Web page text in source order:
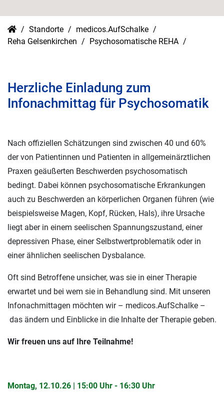
Standorte
medicos.AufSchalke
Reha Gelsenkirchen
Psychosomatische REHA
Herzliche Einladung zum
Infonachmittag für Psychosomatik
Nach offiziellen Schätzungen sind zwischen 40 und 60%
der von Patientinnen und Patienten in allgemeinärztlichen
Praxen geäußerten Beschwerden psychosomatisch
bedingt. Dabei können psychosomatische Erkrankungen
auch zu Beschwerden an körperlichen Organen führen (wie
beispielsweise Magen, Kopf, Rücken, Hals), ihre Ursache
liegt aber in einem seelischen Spannungszustand, einer
depressiven Phase, einer Selbstwertproblematik oder in
einer ähnlichen seelischen Dysbalance.
Oft sind Betroffene unsicher, was sie in einer Therapie
erwartet und bei wem sie in Behandlung sind. Mit unseren
Infonachmittagen möchten wir – medicos.AufSchalke –
das ändern und Einblicke in die Inhalte der Therapie geben.
Wir freuen uns auf Ihre Teilnahme!
Montag, 12.10.26 | 15:00 Uhr - 16:30 Uhr